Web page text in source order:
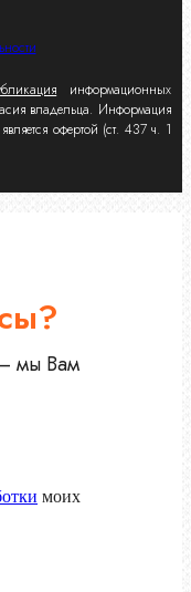
информационных
владельца. Информация
офертой (ст. 437 ч. 1
мы Вам
моих